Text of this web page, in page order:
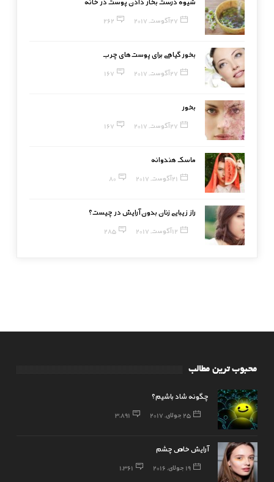
27 آگوست, 2017 262
بخور گیاهی برای پوست‌های چرب
27 آگوست, 2017 167
بخور
27 آگوست, 2017 167
ماسک هندوانه
21 آگوست, 2017 80
راز زیبایی زنان بدون آرایش در چیست؟
12 آگوست, 2017 285
محبوب ترین مطالب
چگونه شاد باشیم؟
25 جولای, 2017 3,891
آرایش خاص چشم
19 جولای, 2016 1,361